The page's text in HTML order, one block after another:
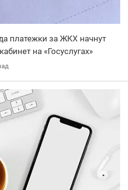
платежки за ЖКХ начнут
на «Госуслугах»